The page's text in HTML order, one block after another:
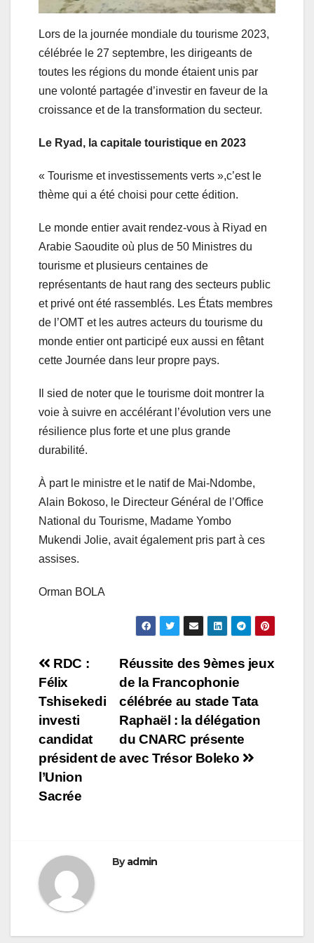
Lors de la journée mondiale du tourisme 2023,
célébrée le 27 septembre, les dirigeants de
toutes les régions du monde étaient unis par
une volonté partagée d’investir en faveur de la
croissance et de la transformation du secteur.
Le Ryad, la capitale touristique en 2023
« Tourisme et investissements verts »,c’est le
thème qui a été choisi pour cette édition.
Le monde entier avait rendez-vous à Riyad en
Arabie Saoudite où plus de 50 Ministres du
tourisme et plusieurs centaines de
représentants de haut rang des secteurs public
et privé ont été rassemblés. Les États membres
de l’OMT et les autres acteurs du tourisme du
monde entier ont participé eux aussi en fêtant
cette Journée dans leur propre pays.
Il sied de noter que le tourisme doit montrer la
voie à suivre en accélérant l’évolution vers une
résilience plus forte et une plus grande
durabilité.
À part le ministre et le natif de Mai-Ndombe,
Alain Bokoso, le Directeur Général de l’Office
National du Tourisme, Madame Yombo
Mukendi Jolie, avait également pris part à ces
assises.
Orman BOLA
Navigation
de
l’article
Réussite des 9èmes jeux
de la Francophonie
célébrée au stade Tata
Raphaël : la délégation
du CNARC présente
avec Trésor Boleko
RDC :
Félix
Tshisekedi
investi
candidat
président de
l’Union
Sacrée
Byadmin